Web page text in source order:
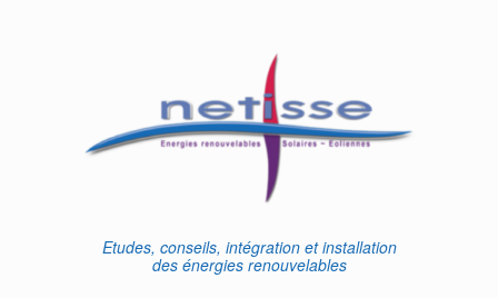
Etudes, conseils, intégration et installation
des énergies renouvelables